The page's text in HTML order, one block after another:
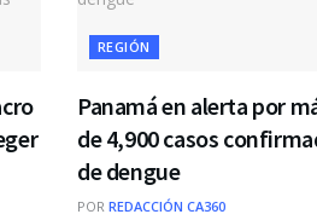
REGIÓN
Panamá en alerta por
de 4,900 casos
de dengue
POR REDACCIÓN CA360